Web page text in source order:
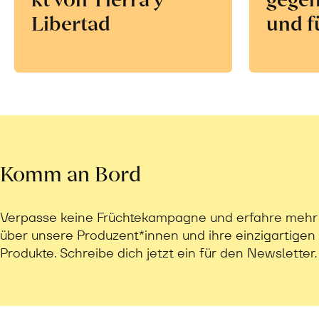
Libertad
und
Komm an Bord
Verpasse keine Früchtekampagne und erfahre mehr
über unsere Produzent*innen und ihre einzigartigen
Produkte. Schreibe dich jetzt ein für den Newsletter.